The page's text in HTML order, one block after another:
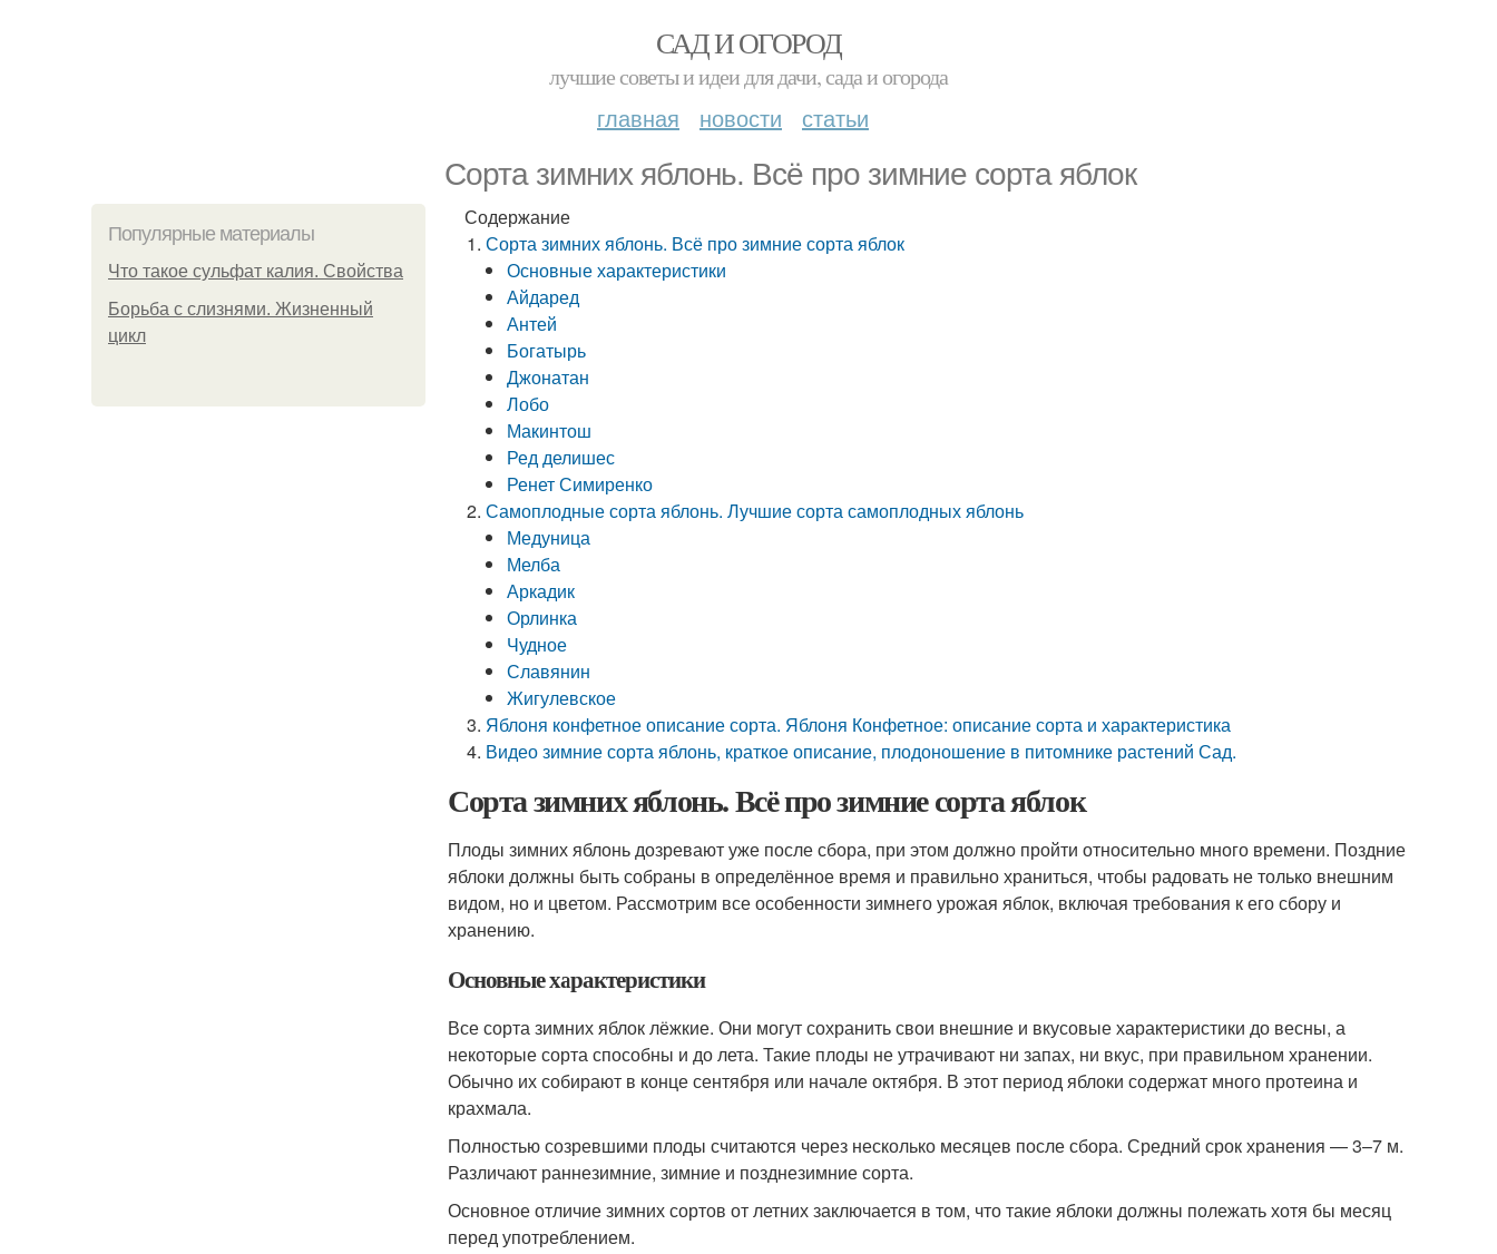
САД И ОГОРОД
лучшие советы и идеи для дачи, сада и огорода
главная новости статьи
Сорта зимних яблонь. Всё про зимние сорта яблок
Популярные материалы
Что такое сульфат калия. Свойства
Борьба с слизнями. Жизненный
цикл
Содержание
Сорта зимних яблонь. Всё про зимние сорта яблок
Основные характеристики
Айдаред
Антей
Богатырь
Джонатан
Лобо
Макинтош
Ред делишес
Ренет Симиренко
Самоплодные сорта яблонь. Лучшие сорта самоплодных яблонь
Медуница
Мелба
Аркадик
Орлинка
Чудное
Славянин
Жигулевское
Яблоня конфетное описание сорта. Яблоня Конфетное: описание сорта и характеристика
Видео зимние сорта яблонь, краткое описание, плодоношение в питомнике растений Сад.
Сорта зимних яблонь. Всё про зимние сорта яблок
Плоды зимних яблонь дозревают уже после сбора, при этом должно пройти относительно много времени. Поздние
яблоки должны быть собраны в определённое время и правильно храниться, чтобы радовать не только внешним
видом, но и цветом. Рассмотрим все особенности зимнего урожая яблок, включая требования к его сбору и
хранению.
Основные характеристики
Все сорта зимних яблок лёжкие. Они могут сохранить свои внешние и вкусовые характеристики до весны, а
некоторые сорта способны и до лета. Такие плоды не утрачивают ни запах, ни вкус, при правильном хранении.
Обычно их собирают в конце сентября или начале октября. В этот период яблоки содержат много протеина и
крахмала.
Полностью созревшими плоды считаются через несколько месяцев после сбора. Средний срок хранения — 3–7 м.
Различают раннезимние, зимние и позднезимние сорта.
Основное отличие зимних сортов от летних заключается в том, что такие яблоки должны полежать хотя бы месяц
перед употреблением.